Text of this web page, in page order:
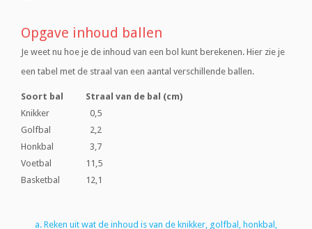
Opgave inhoud ballen
Je weet nu hoe je de inhoud van een bol kunt berekenen. Hier zie je
een tabel met de straal van een aantal verschillende ballen.
Soort bal
Straal van de bal (cm)
Knikker
0,5
Golfbal
2,2
Honkbal
3,7
Voetbal
11,5
Basketbal
12,1
a. Reken uit wat de inhoud is van de knikker, golfbal, honkbal,